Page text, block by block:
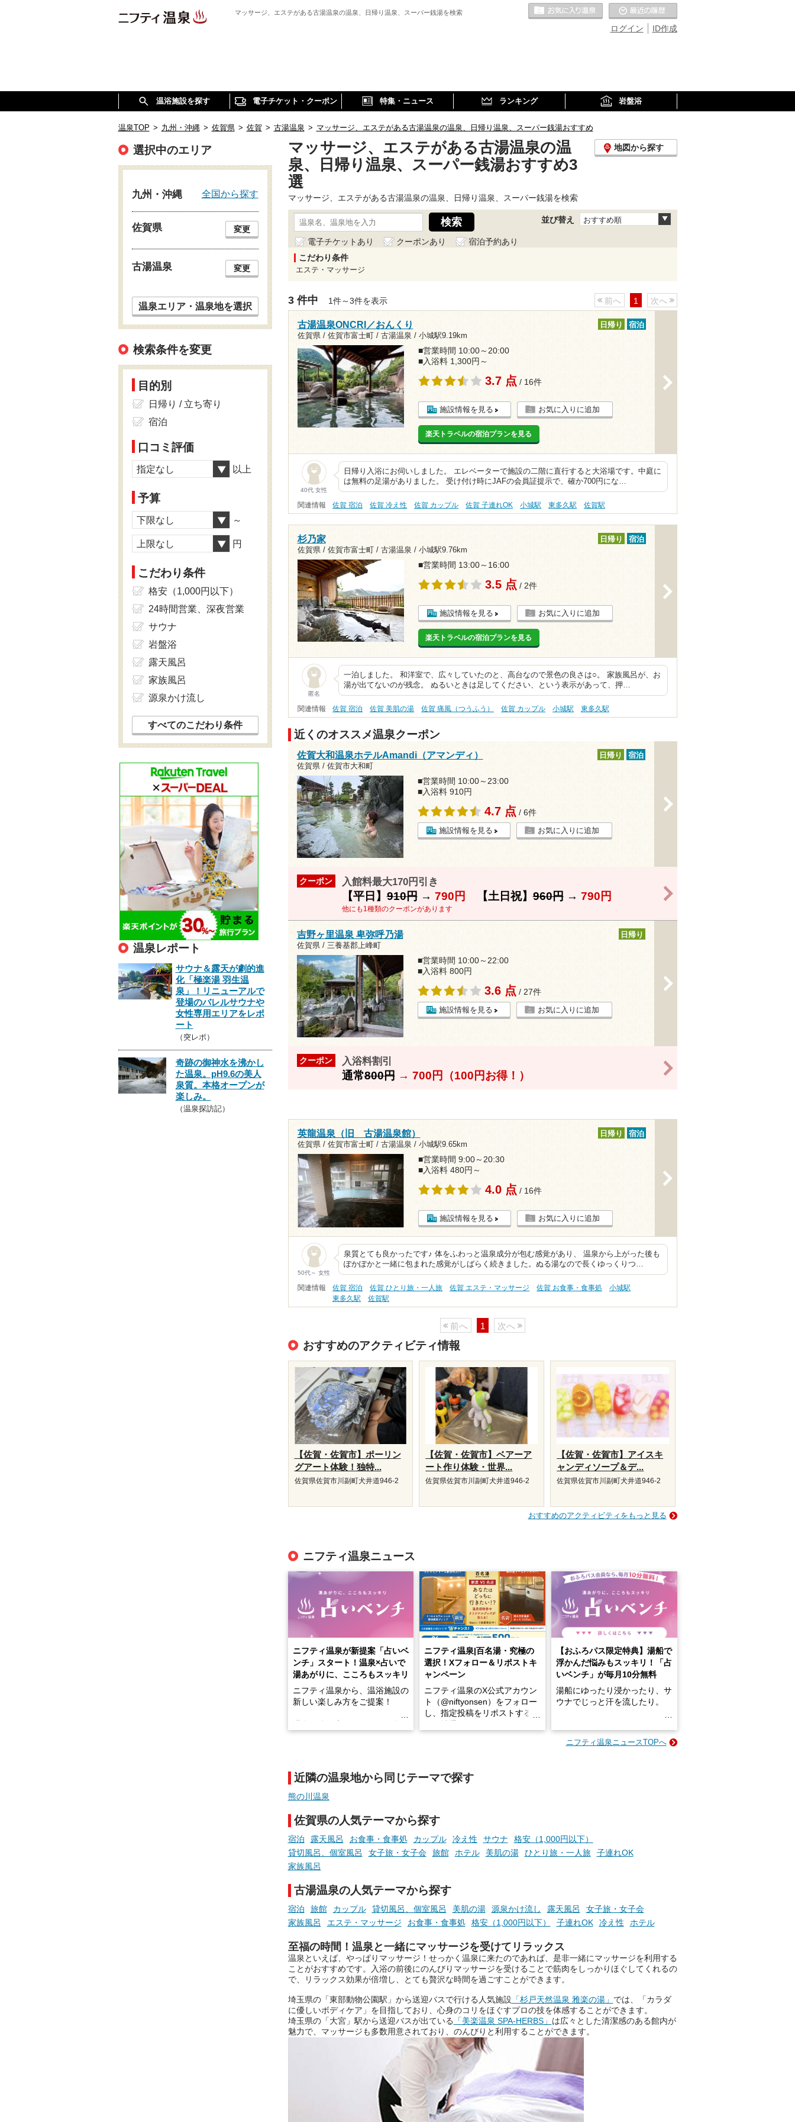
マッサージ、エステがある古湯温泉の温泉、日帰り温泉、スーパー銭湯を検索
ID作成
ログイン
お気に入りの温泉
温浴施設を探す 電子チケット・クーポン 特集・ニュース ランキング 岩盤浴
温泉TOP > 九州・沖縄 > 佐賀県 > 佐賀 > 古湯温泉 > マッサージ、エステがある古湯温泉の温泉、日帰り温泉、スーパー銭湯おすすめ
マッサージ、エステがある古湯温泉の温
泉、日帰り温泉、スーパー銭湯おすすめ3
選
地図から探す
マッサージ、エステがある古湯温泉の温泉、日帰り温泉、スーパー銭湯を検索
並び替え おすすめ順
電子チケットあり クーポンあり
宿泊予約あり
こだわり条件
エステ・マッサージ
3 件中 1件～3件を表示 前へ 1 次へ
古湯温泉ONCRI／おんくり
佐賀県 / 佐賀市富士町 / 古湯温泉 / 小城駅9.19km
日帰り 宿泊
■営業時間 10:00～20:00
■入浴料 1,300円～
3.7 点 / 16件
施設情報を見る お気に入りに追加
楽天トラベルの宿泊プランを見る
40代 女性
日帰り入浴にお伺いしました。 エレベーターで施設の二階に直行すると大浴場です。中庭に
は無料の足湯がありました。 受け付け時にJAFの会員証提示で、確か700円にな…
関連情報 佐賀 宿泊 佐賀 冷え性 佐賀 カップル 佐賀 子連れOK 小城駅 東多久駅 佐賀駅
杉乃家
佐賀県 / 佐賀市富士町 / 古湯温泉 / 小城駅9.76km
日帰り 宿泊
■営業時間 13:00～16:00
3.5 点 / 2件
施設情報を見る お気に入りに追加
楽天トラベルの宿泊プランを見る
匿名
一泊しました。 和洋室で、広々していたのと、高台なので景色の良さは○。 家族風呂が、お
湯が出てないのが残念。 ぬるいときは足してください、という表示があって、押…
関連情報 佐賀 宿泊 佐賀 美肌の湯 佐賀 痛風（つうふう） 佐賀 カップル 小城駅 東多久駅
近くのオススメ温泉クーポン
佐賀大和温泉ホテルAmandi（アマンディ）
佐賀県 / 佐賀市大和町
日帰り 宿泊
■営業時間 10:00～23:00
■入浴料 910円
4.7 点 / 6件
施設情報を見る お気に入りに追加
クーポン 入館料最大170円引き
【平日】910円→ 790円 【土日祝】960円→ 790円
他にも1種類のクーポンがあります
吉野ヶ里温泉 卑弥呼乃湯
佐賀県 / 三養基郡上峰町
日帰り
■営業時間 10:00～22:00
■入浴料 800円
3.6 点 / 27件
施設情報を見る お気に入りに追加
クーポン 入浴料割引
通常800円→ 700円（100円お得！）
英龍温泉（旧 古湯温泉館）
佐賀県 / 佐賀市富士町 / 古湯温泉 / 小城駅9.65km
日帰り 宿泊
■営業時間 9:00～20:30
■入浴料 480円～
4.0 点 / 16件
施設情報を見る お気に入りに追加
50代～ 女性
泉質とても良かったです♪ 体をふわっと温泉成分が包む感覚があり、 温泉から上がった後も
ぽかぽかと一緒に包まれた感覚がしばらく続きました。ぬる湯なので長くゆっくりつ…
関連情報 佐賀 宿泊 佐賀 ひとり旅・一人旅 佐賀 エステ・マッサージ 佐賀 お食事・食事処
小城駅
東多久駅
佐賀駅
前へ 1 次へ
おすすめのアクティビティ情報
【佐賀・佐賀市】ポーリン
グアート体験！独特...
佐賀県佐賀市川副町犬井道946-2
【佐賀・佐賀市】ベアーア
ート作り体験・世界...
佐賀県佐賀市川副町犬井道946-2
【佐賀・佐賀市】アイスキ
ャンディソープ＆デ...
佐賀県佐賀市川副町犬井道946-2
おすすめのアクティビティをもっと見る
ニフティ温泉ニュース
ニフティ温泉が新提案「占いベ
ンチ」スタート！温泉×占いで
湯あがりに、こころもスッキリ
ニフティ温泉から、温浴施設の
新しい楽しみ方をご提案！
手相やタロットなど気軽に楽し
める占いで、“ととのう”おふろ
時間を、もっと特別に。
ニフティ温泉|百名湯・究極の
選択！Xフォロー＆リポストキ
ャンペーン
ニフティ温泉のX公式アカウン
ト（@niftyonsen）をフォロー
し、指定投稿をリポストする
【おふろパス限定特典】湯船で
浮かんだ悩みもスッキリ！「占
いベンチ」が毎月10分無料
湯船にゆったり浸かったり、サ
ウナでじっと汗を流したり。
そんな「一人でぼんやり過ごす
お風呂でリラックスしているか
らこそ向き合える、大切な自分
の本音。
たら素敵ですよね。
ニフティ温泉の「占いベンチ」
は、そんなあなたの心のつぶや
きをプロの占い師に相談するこ
とができるサービスです。
おふろパス会員様なら、この特
別なひとときを「毎月10分無
お湯で体がほぐれたら、次は占
い師さんとお話しして、心もほ
ニフティ温泉ニュースTOPへ
近隣の温泉地から同じテーマで探す
熊の川温泉
佐賀県の人気テーマから探す
宿泊 露天風呂 お食事・食事処 カップル 冷え性 サウナ
格安（1,000円以下）
貸切風呂、個室風呂
女子旅・女子会 旅館 ホテル 美肌の湯 ひとり旅・一人旅
子連れOK
家族風呂
古湯温泉の人気テーマから探す
宿泊 旅館 カップル 貸切風呂、個室風呂 美肌の湯 源泉かけ流し 露天風呂
女子旅・女子会
家族風呂
エステ・マッサージ お食事・食事処 格安（1,000円以下） 子連れOK 冷え性 ホテル
至福の時間！温泉と一緒にマッサージを受けてリラックス
温泉といえば、やっぱりマッサージ！せっかく温泉に来たのであれば、是非一緒にマッサージを利用する
ことがおすすめです。入浴の前後にのんびりマッサージを受けることで筋肉をしっかりほぐしてくれるの
で、リラックス効果が倍増し、とても贅沢な時間を過ごすことができます。
埼玉県の「東部動物公園駅」から送迎バスで行ける人気施設 「杉戸天然温泉 雅楽の湯」 では、「カラダ
に優しいボディケア」を目指しており、心身のコリをほぐすプロの技を体感することができます。
埼玉県の「大宮」駅から送迎バスが出ている 「美楽温泉 SPA-HERBS」 は広々とした清潔感のある館内が
魅力で、マッサージも多数用意されており、のんびりと利用することができます。
選択中のエリア
九州・沖縄 全国から探す
佐賀県 変更
古湯温泉 変更
温泉エリア・温泉地を選択
検索条件を変更
目的別
日帰り / 立ち寄り
宿泊
口コミ評価
指定なし 以上
予算
下限なし ～
上限なし 円
こだわり条件
格安（1,000円以下）
24時間営業、深夜営業
サウナ
岩盤浴
露天風呂
家族風呂
源泉かけ流し
すべてのこだわり条件
温泉レポート
サウナ＆露天が劇的進
化「極楽湯 羽生温
泉」！リニューアルで
登場のバレルサウナや
女性専用エリアをレポ
ート
（突レポ）
奇跡の御神水を沸かし
た温泉。pH9.6の美人
泉質。本格オープンが
楽しみ。
（温泉探訪記）